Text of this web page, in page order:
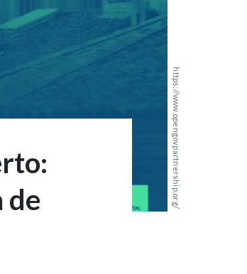
https://www.opengovpartnership.org/
de